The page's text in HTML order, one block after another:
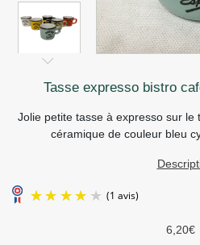
tasse expresso bistro
Jolie petite tasse à expresso sur le
céramique de couleur bleu
6,20€